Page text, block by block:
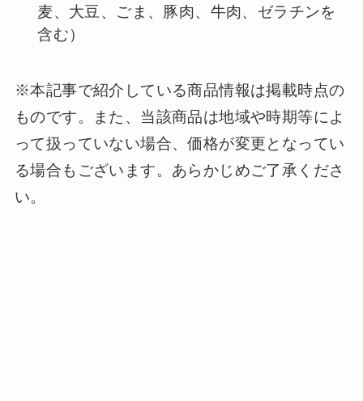
麦、大豆、ごま、豚肉、牛肉、ゼラチンを
含む）
※本記事で紹介している商品情報は掲載時点の
ものです。また、当該商品は地域や時期等によ
って扱っていない場合、価格が変更となってい
る場合もございます。あらかじめご了承くださ
い。